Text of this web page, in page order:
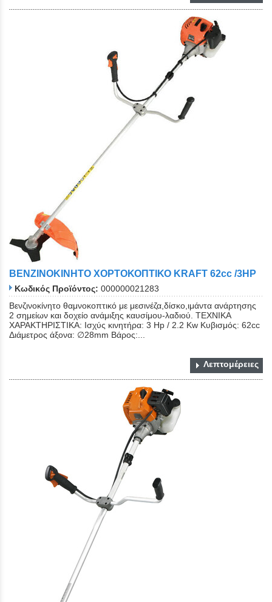
ΒΕΝΖΙΝΟΚΙΝΗΤΟ ΧΟΡΤΟΚΟΠΤΙΚΟ KRAFT 62cc /3HP
Κωδικός Προϊόντος: 000000021283
Βενζινοκίνητο θαμνοκοπτικό με μεσινέζα,δίσκο,ιμάντα ανάρτησης
2 σημείων και δοχείο ανάμιξης καυσίμου-λαδιού. ΤΕΧΝΙΚΑ
ΧΑΡΑΚΤΗΡΙΣΤΙΚΑ: Ισχύς κινητήρα: 3 Hp / 2.2 Kw Κυβισμός: 62cc
Διάμετρος άξονα: ∅28mm Bάρος:...
Λεπτομέρειες